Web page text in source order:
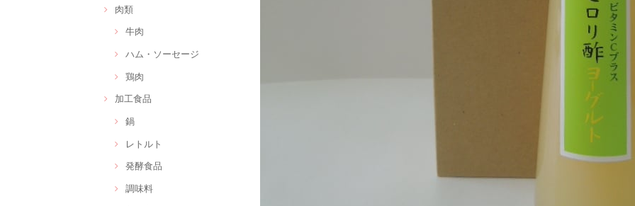
肉類
牛肉
ハム・ソーセージ
鶏肉
加工食品
鍋
レトルト
発酵食品
調味料